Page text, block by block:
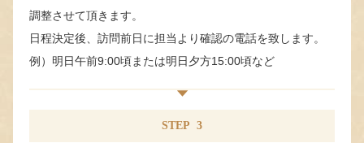
調整させて頂きます。
日程決定後、訪問前日に担当より確認の電話を致します。
例）明日午前9:00頃または明日夕方15:00頃など
STEP 3